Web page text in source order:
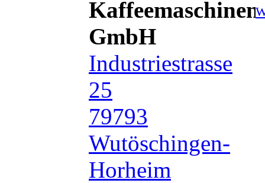
Kaffeemaschinen
GmbH
Industriestrasse
25
79793
Wutöschingen-
Horheim